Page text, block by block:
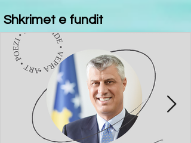
Shkrimet e fundit